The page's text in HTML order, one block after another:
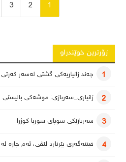
1
2
3
زۆرترین خوێندراو
1 چەند زانیاریەکی گشتی لەسەر
2 زانیاری_سەربازی: موشەکی بالیستی
3 سەربازێکی سوپای سوریا کوژرا
4 فیتنەگەری بێرنارد لێڤی، ئەم جارە